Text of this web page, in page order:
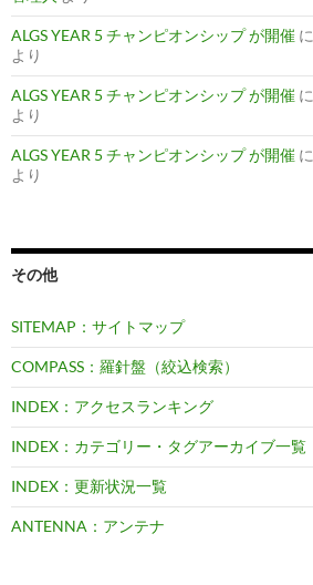
ALGS YEAR 5 チャンピオンシップ が開催 に
より
ALGS YEAR 5 チャンピオンシップ が開催 に
より
ALGS YEAR 5 チャンピオンシップ が開催 に
より
その他
SITEMAP：サイトマップ
COMPASS：羅針盤（絞込検索）
INDEX：アクセスランキング
INDEX：カテゴリー・タグアーカイブ一覧
INDEX：更新状況一覧
ANTENNA：アンテナ